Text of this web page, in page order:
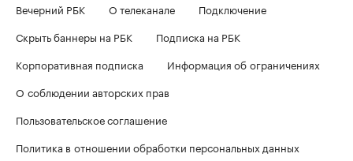
Вечерний РБК
О телеканале
Подключение
Скрыть баннеры на РБК
Подписка на РБК
Корпоративная подписка
Информация об ограничениях
О соблюдении авторских прав
Пользовательское соглашение
Политика в отношении обработки персональных данных